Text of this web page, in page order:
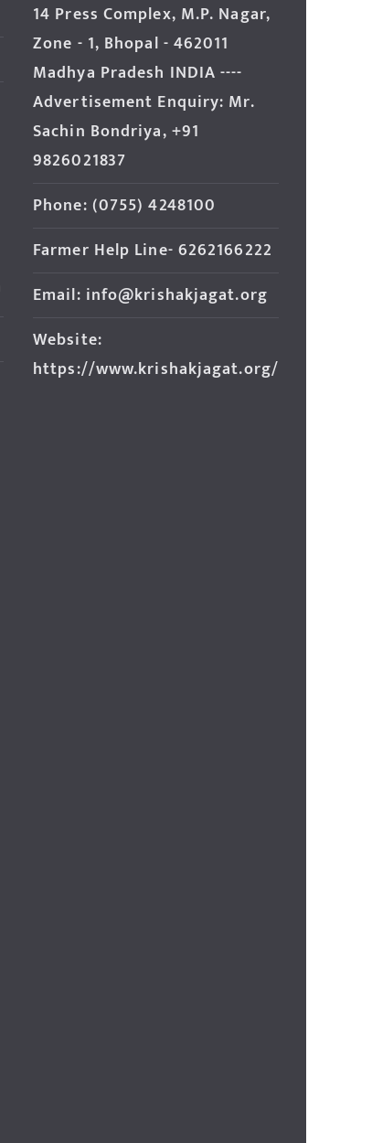
14 Press Complex, M.P. Nagar,
Zone - 1, Bhopal - 462011
Madhya Pradesh INDIA ----
Advertisement Enquiry: Mr.
Sachin Bondriya, +91
9826021837
Phone: (0755) 4248100
Farmer Help Line- 6262166222
Email: info@krishakjagat.org
Website:
https://www.krishakjagat.org/